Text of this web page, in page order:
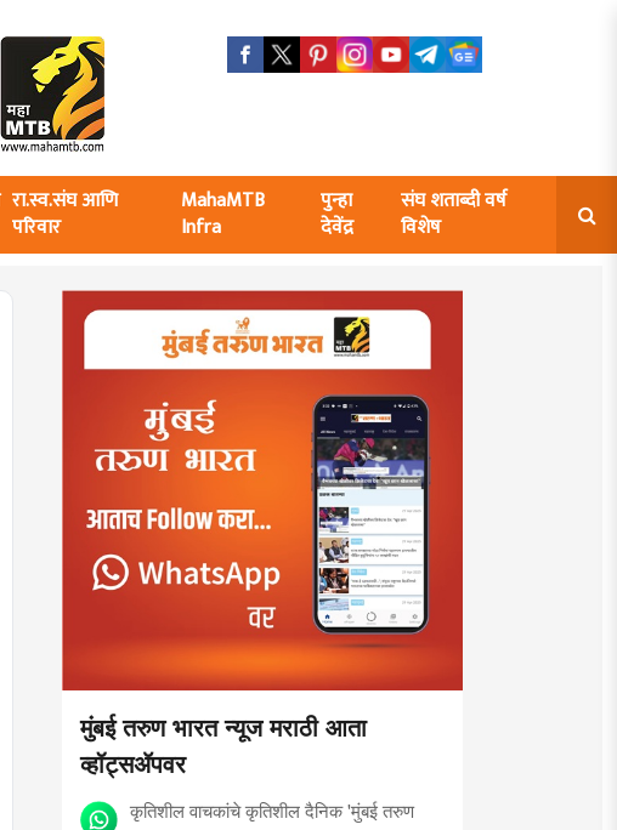
रा.स्व.संघ आणि
परिवार
MahaMTB
Infra
पुन्हा
देवेंद्र
संघ शताब्दी वर्ष
विशेष
मुंबई तरुण भारत न्यूज मराठी आता
व्हॉट्सॲपवर
कृतिशील वाचकांचे कृतिशील दैनिक 'मुंबई तरुण